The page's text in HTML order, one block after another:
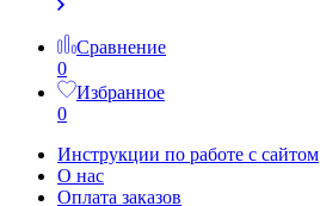
Сравнение
0
Избранное
0
Инструкции по работе с сайтом
О нас
Оплата заказов